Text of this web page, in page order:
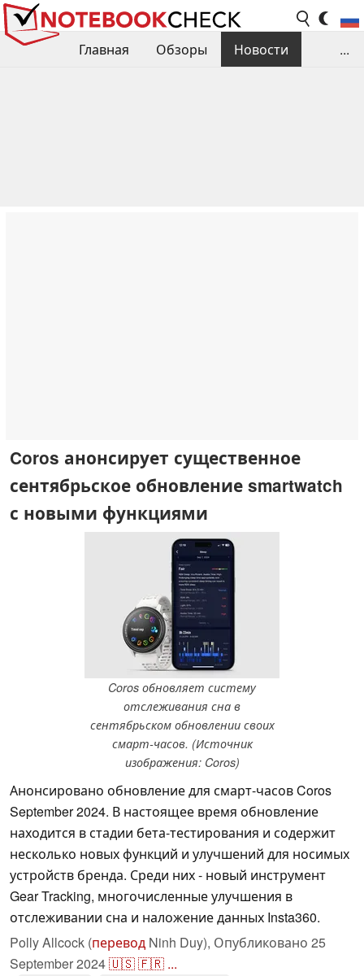
Главная Обзоры
Новости
...
Coros анонсирует существенное
сентябрьское обновление smartwatch
с новыми функциями
Coros обновляет систему
отслеживания сна в
сентябрьском обновлении своих
смарт-часов. (Источник
изображения: Coros)
Анонсировано обновление для смарт-часов Coros
September 2024. В настоящее время обновление
находится в стадии бета-тестирования и содержит
несколько новых функций и улучшений для носимых
устройств бренда. Среди них - новый инструмент
Gear Tracking, многочисленные улучшения в
отслеживании сна и наложение данных Insta360.
Polly Allcock (перевод Ninh Duy), Опубликовано 25
September 2024🇺🇸🇫🇷 ...